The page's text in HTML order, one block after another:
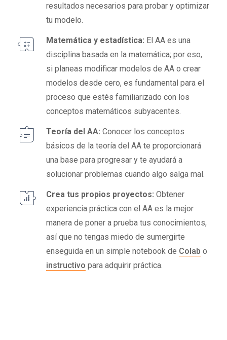
resultados necesarios para probar y optimizar
tu modelo.
Matemática y estadística: El AA es una
disciplina basada en la matemática; por eso,
si planeas modificar modelos de AA o crear
modelos desde cero, es fundamental para el
proceso que estés familiarizado con los
conceptos matemáticos subyacentes.
Teoría del AA: Conocer los conceptos
básicos de la teoría del AA te proporcionará
una base para progresar y te ayudará a
solucionar problemas cuando algo salga mal.
Crea tus propios proyectos: Obtener
experiencia práctica con el AA es la mejor
manera de poner a prueba tus conocimientos,
así que no tengas miedo de sumergirte
enseguida en un simple notebook de Colab o
instructivo para adquirir práctica.